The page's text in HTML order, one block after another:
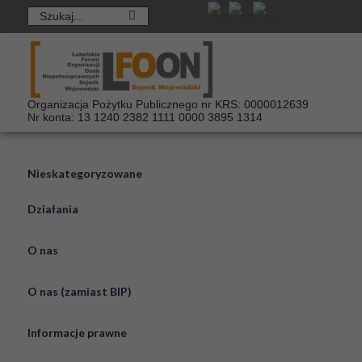
Organizacja Pożytku Publicznego nr KRS: 0000012639
Nr konta: 13 1240 2382 1111 0000 3895 1314
Nieskategoryzowane
Działania
Aktualności
Projekty LFOON-SW
O nas
Misja i cele
O nas (zamiast BIP)
Podstawy dzialania
Informacje prawne